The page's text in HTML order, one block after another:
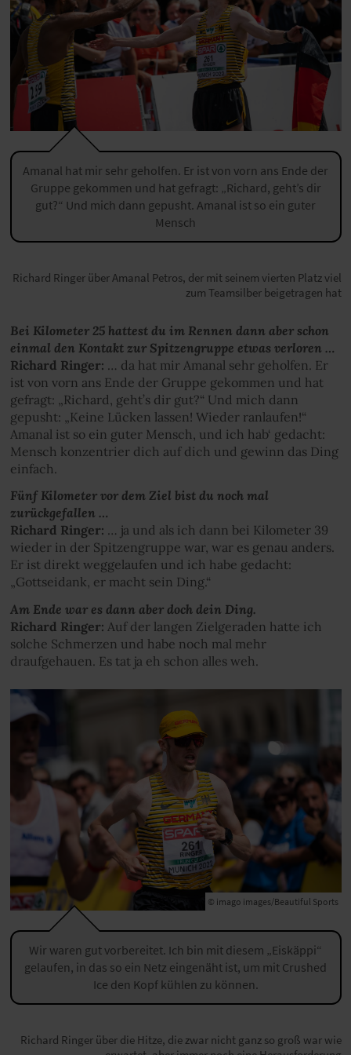
Amanal hat mir sehr geholfen. Er ist von vorn ans Ende der
Gruppe gekommen und hat gefragt: „Richard, geht’s dir
gut?“ Und mich dann gepusht. Amanal ist so ein guter
Mensch
Richard Ringer über Amanal Petros, der mit seinem vierten Platz viel
zum Teamsilber beigetragen hat
Bei Kilometer 25 hattest du im Rennen dann aber schon
einmal den Kontakt zur Spitzengruppe etwas verloren …
Richard Ringer: … da hat mir Amanal sehr geholfen. Er
ist von vorn ans Ende der Gruppe gekommen und hat
gefragt: „Richard, geht’s dir gut?“ Und mich dann
gepusht: „Keine Lücken lassen! Wieder ranlaufen!“
Amanal ist so ein guter Mensch, und ich hab‘ gedacht:
Mensch konzentrier dich auf dich und gewinn das Ding
einfach.
Fünf Kilometer vor dem Ziel bist du noch mal
zurückgefallen …
Richard Ringer: … ja und als ich dann bei Kilometer 39
wieder in der Spitzengruppe war, war es genau anders.
Er ist direkt weggelaufen und ich habe gedacht:
„Gottseidank, er macht sein Ding.“
Am Ende war es dann aber doch dein Ding.
Richard Ringer: Auf der langen Zielgeraden hatte ich
solche Schmerzen und habe noch mal mehr
draufgehauen. Es tat ja eh schon alles weh.
© imago images/Beautiful Sports
Wir waren gut vorbereitet. Ich bin mit diesem „Eiskäppi“
gelaufen, in das so ein Netz eingenäht ist, um mit Crushed
Ice den Kopf kühlen zu können.
Richard Ringer über die Hitze, die zwar nicht ganz so groß war wie